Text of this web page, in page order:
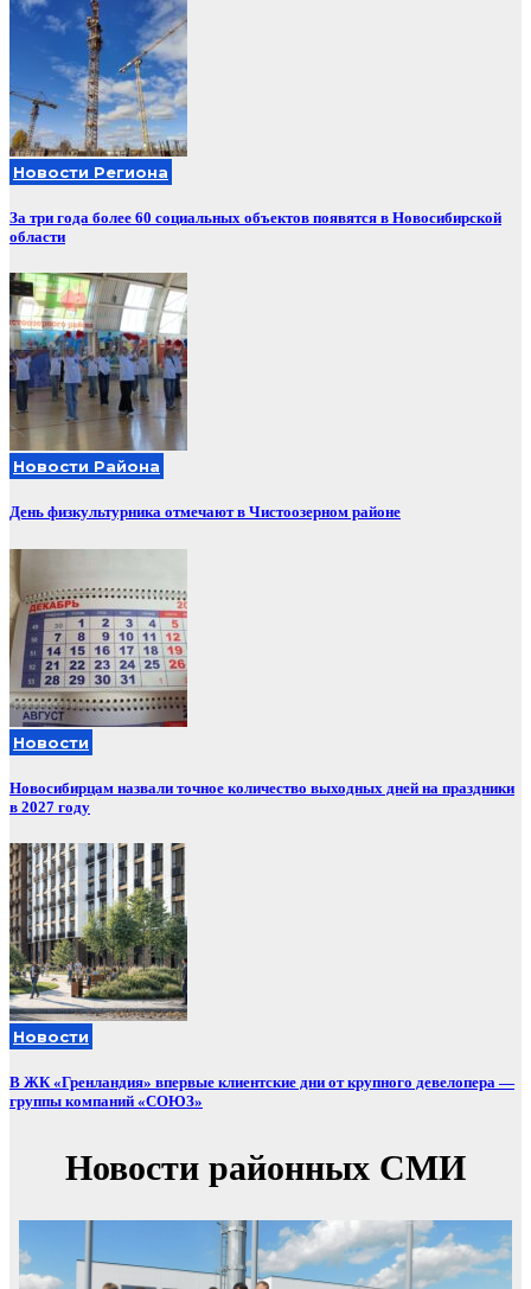
Новости Региона
За три года более 60 социальных объектов появятся в Новосибирской
области
Новости Района
День физкультурника отмечают в Чистоозерном районе
Новости
Новосибирцам назвали точное количество выходных дней на праздники
в 2027 году
Новости
В ЖК «Гренландия» впервые клиентские дни от крупного девелопера —
группы компаний «СОЮЗ»